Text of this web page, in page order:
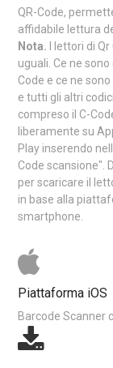
QR-Code,
affidabile lettura
Nota. I lettori di
uguali. Ce ne
Code e ce ne
e tutti gli altri
compreso il C-
liberamente su
Play inserendo
Code scansione".
per scaricare il
in base alla
smartphone.
Piattaforma iOS
Barcode Scanner